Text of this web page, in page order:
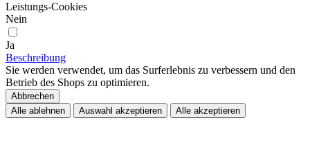
Leistungs-Cookies
Nein
Ja
Beschreibung
Sie werden verwendet, um das Surferlebnis zu verbessern und den
Betrieb des Shops zu optimieren.
Abbrechen
Alle ablehnen
Auswahl akzeptieren Alle akzeptieren